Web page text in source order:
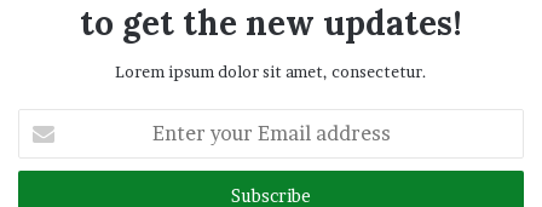
to get the new updates!
Lorem ipsum dolor sit amet, consectetur.
your
Email